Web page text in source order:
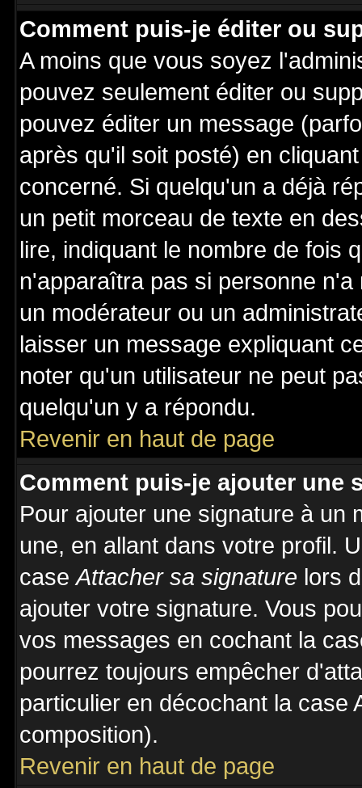
Comment puis-je éditer ou
A moins que vous soyez
pouvez seulement éditer ou
pouvez éditer un message
après qu'il soit posté) en
concerné. Si quelqu'un a déjà
un petit morceau de texte en
lire, indiquant le nombre de fois
n'apparaîtra pas si personne
un modérateur ou un
laisser un message expliquant
noter qu'un utilisateur ne peut
quelqu'un y a répondu.
Revenir en haut de page
Comment puis-je ajouter une
Pour ajouter une signature à un
une, en allant dans votre profil.
caseAttacher sa signature lors
ajouter votre signature. Vous
vos messages en cochant la
pourrez toujours empêcher
particulier en décochant la case
composition).
Revenir en haut de page